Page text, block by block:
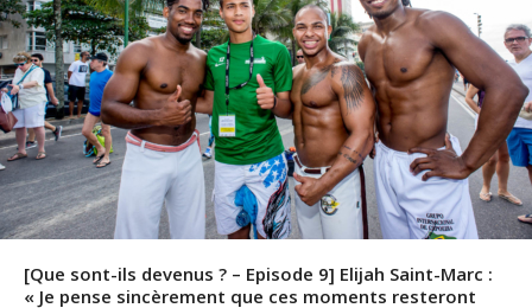
[Que sont-ils devenus ? – Episode 9] Elijah Saint-Marc :
« Je pense sincèrement que ces moments resteront